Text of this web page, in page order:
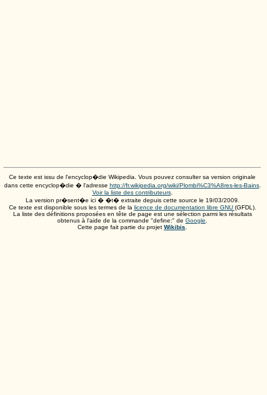
Ce texte est issu de l'encyclop�die Wikipedia. Vous pouvez consulter sa version originale
dans cette encyclop�die � l'adresse http://fr.wikipedia.org/wiki/Plombi%C3%A8res-les-Bains.
Voir la liste des contributeurs.
La version pr�sent�e ici � �t� extraite depuis cette source le 19/03/2009
Ce texte est disponible sous les termes de la licence de documentation libre GNU (GFDL).
La liste des définitions proposées en tête de page est une sélection parmi les résultats
obtenus à l'aide de la commande "define:" de Google
Cette page fait partie du projet Wikibis